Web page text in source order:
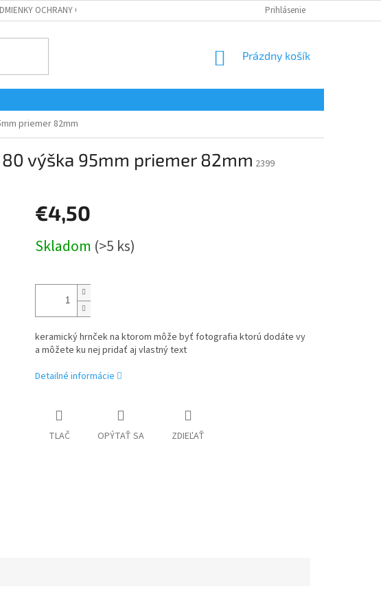
OCHRANY OSOBNÝCH ÚDAJOV Prihlásenie
NÁKUPNÝ
Prázdny košík
priemer 82mm
výška 95mm priemer 82mm 2399
€4,50
cena:
Skladom (>5 ks)
keramický hrnček na ktorom môže byť fotografia ktorú dodáte vy
a môžete ku nej pridať aj vlastný text
Detailné informácie
TLAČ OPÝTAŤ SA ZDIEĽAŤ